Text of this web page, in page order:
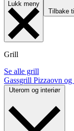
Lukk meny
Tilbake
Grill
Se alle grill
Gassgrill Pizzaovn
Uterom og interiør